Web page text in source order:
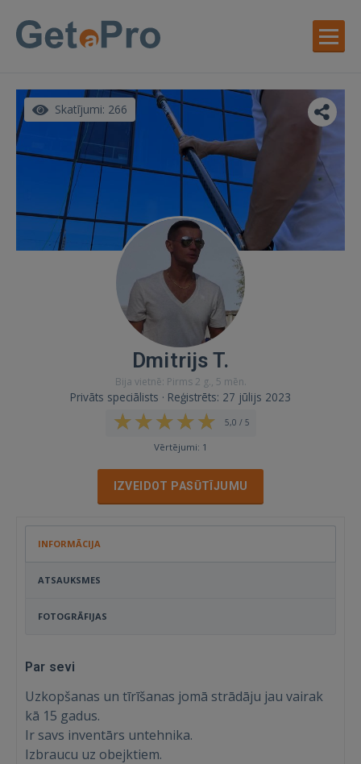
Skatījumi: 266
Dmitrijs T.
Bija vietnē: Pirms 2 g., 5 mēn.
Privāts speciālists · Reģistrēts: 27 jūlijs 2023
5,0 / 5
Vērtējumi: 1
IZVEIDOT PASŪTĪJUMU
INFORMĀCIJA
ATSAUKSMES
FOTOGRĀFIJAS
Par sevi
Uzkopšanas un tīrīšanas jomā strādāju jau vairak
kā 15 gadus.
Ir savs inventārs untehnika.
Izbraucu uz obejktiem.